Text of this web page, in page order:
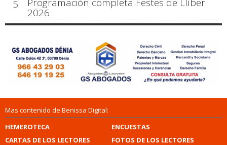
5
2026
Mas contenido de Benissa Digital:
HEMEROTECA
ENCUESTAS
CARTAS DE LOS LECTORES
FOTOS DE LOS LECTORES